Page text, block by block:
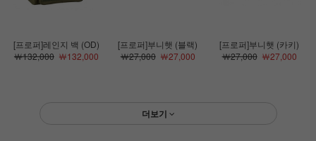
[프로퍼]레인지 백 (OD)
￦132,000￦132,000
[프로퍼]부니햇 (블랙)
￦27,000￦27,000
[프로퍼]부니햇 (카키)
￦27,000￦27,000
더보기